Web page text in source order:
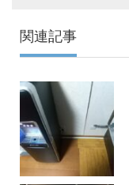
関連記事